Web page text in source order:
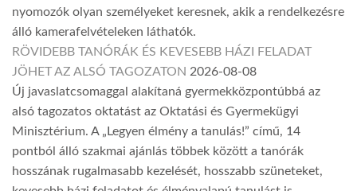
nyomozók olyan személyeket keresnek, akik a rendelkezésre
álló kamerafelvételeken láthatók.
RÖVIDEBB TANÓRÁK ÉS KEVESEBB HÁZI FELADAT
JÖHET AZ ALSÓ TAGOZATON 2026-08-08
Új javaslatcsomaggal alakítaná gyermekközpontúbbá az
alsó tagozatos oktatást az Oktatási és Gyermekügyi
Minisztérium. A „Legyen élmény a tanulás!” című, 14
pontból álló szakmai ajánlás többek között a tanórák
hosszának rugalmasabb kezelését, hosszabb szüneteket,